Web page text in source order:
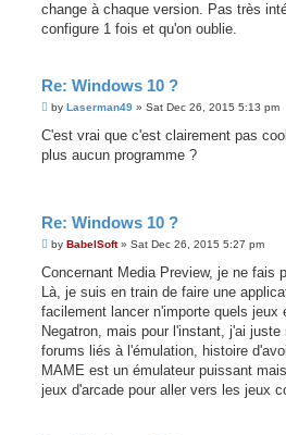
change à chaque version. Pas très
configure 1 fois et qu'on oublie.
Re: Windows 10 ?
P
s
by Laserman49 » Sat Dec 26, 2015 5:13 pm
C'est vrai que c'est clairement pas
plus aucun programme ?
Re: Windows 10 ?
P
s
by BabelSoft» Sat Dec 26, 2015 5:27 pm
Concernant Media Preview, je ne fais
Là, je suis en train de faire une
facilement lancer n'importe quels jeux
Negatron, mais pour l'instant, j'ai
forums liés à l'émulation, histoire
MAME est un émulateur puissant
jeux d'arcade pour aller vers les jeux